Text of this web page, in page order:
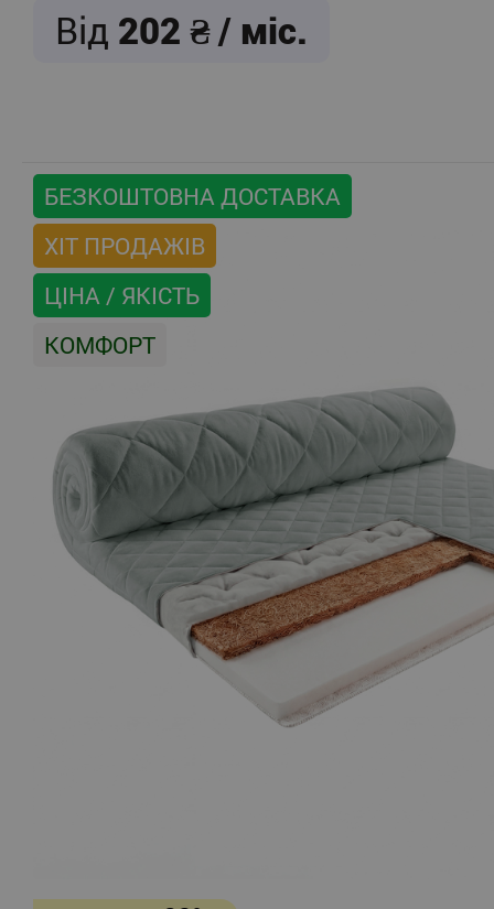
Від 202 / міс.
БЕЗКОШТОВНА ДОСТАВКА
ХІТ ПРОДАЖІВ
ЦІНА / ЯКІСТЬ
КОМФОРТ